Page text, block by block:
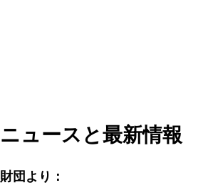
ニュースと最新情報
財団より：